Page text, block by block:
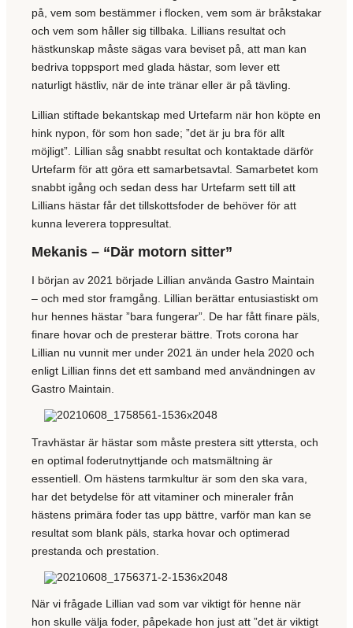
på, vem som bestämmer i flocken, vem som är bråkstakar
och vem som håller sig tillbaka. Lillians resultat och
hästkunskap måste sägas vara beviset på, att man kan
bedriva toppsport med glada hästar, som lever ett
naturligt hästliv, när de inte tränar eller är på tävling.
Lillian stiftade bekantskap med Urtefarm när hon köpte en
hink nypon, för som hon sade; ”det är ju bra för allt
möjligt”. Lillian såg snabbt resultat och kontaktade därför
Urtefarm för att göra ett samarbetsavtal. Samarbetet kom
snabbt igång och sedan dess har Urtefarm sett till att
Lillians hästar får det tillskottsfoder de behöver för att
kunna leverera toppresultat.
Mekanis – “Där motorn sitter”
I början av 2021 började Lillian använda Gastro Maintain
– och med stor framgång. Lillian berättar entusiastiskt om
hur hennes hästar ”bara fungerar”. De har fått finare päls,
finare hovar och de presterar bättre. Trots corona har
Lillian nu vunnit mer under 2021 än under hela 2020 och
enligt Lillian finns det ett samband med användningen av
Gastro Maintain.
Travhästar är hästar som måste prestera sitt yttersta, och
en optimal foderutnyttjande och matsmältning är
essentiell. Om hästens tarmkultur är som den ska vara,
har det betydelse för att vitaminer och mineraler från
hästens primära foder tas upp bättre, varför man kan se
resultat som blank päls, starka hovar och optimerad
prestanda och prestation.
När vi frågade Lillian vad som var viktigt för henne när
hon skulle välja foder, påpekade hon just att ”det är viktigt